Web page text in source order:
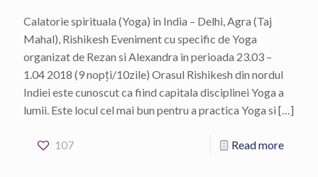
Calatorie spirituala (Yoga) in India – Delhi, Agra (Taj
Mahal), Rishikesh Eveniment cu specific de Yoga
organizat de Rezan si Alexandra in perioada 23.03 –
1.04 2018 (9 nopți/10zile) Orasul Rishikesh din nordul
Indiei este cunoscut ca fiind capitala disciplinei Yoga a
lumii. Este locul cel mai bun pentru a practica Yoga si […]
107 Read more